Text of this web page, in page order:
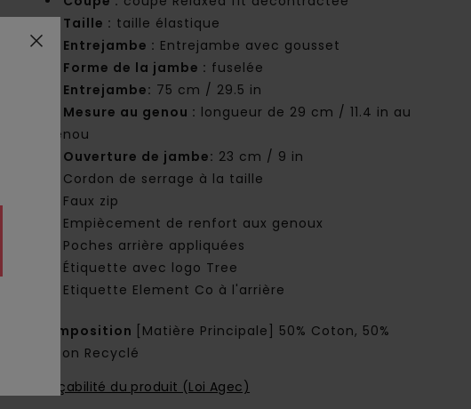
Taille : taille élastique
Entrejambe : Entrejambe avec gousset
Forme de la jambe : fuselée
Entrejambe: 75 cm / 29.5 in
Mesure au genou : longueur de 29 cm / 11.4 in au
genou
Ouverture de jambe: 23 cm / 9 in
Cordon de serrage à la taille
Faux zip
Empiècement de renfort aux genoux
Poches arrière appliquées
Étiquette avec logo Tree
Etiquette Element Co à l'arrière
Composition
[Matière Principale] 50% Coton, 50%
Coton Recyclé
Traçabilité du produit (Loi Agec)